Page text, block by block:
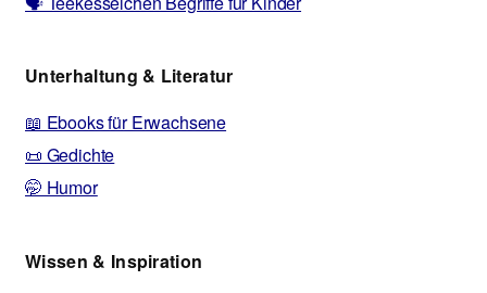
Unterhaltung & Literatur
📖 Ebooks für Erwachsene
📜 Gedichte
🤭 Humor
Wissen & Inspiration